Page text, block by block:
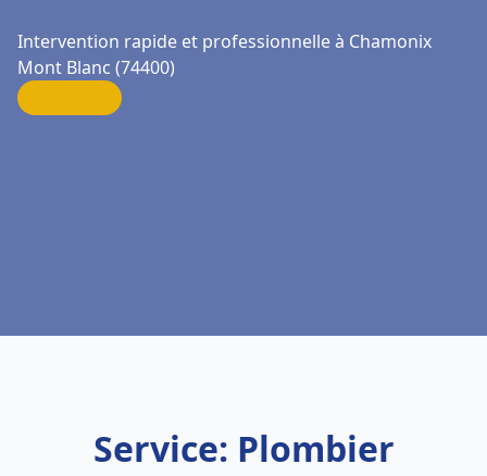
Intervention rapide et professionnelle à Chamonix
Mont Blanc (74400)
Service: Plombier